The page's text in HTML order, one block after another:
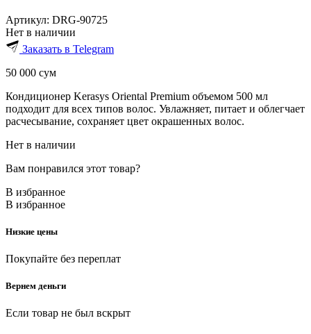
Артикул: DRG-90725
Нет в наличии
Заказать в Telegram
50 000 сум
Кондиционер Kerasys Oriental Premium объемом 500 мл
подходит для всех типов волос. Увлажняет, питает и облегчает
расчесывание, сохраняет цвет окрашенных волос.
Нет в наличии
Вам понравился этот товар?
В избранное
В избранное
Низкие цены
Покупайте без переплат
Вернем деньги
Если товар не был вскрыт